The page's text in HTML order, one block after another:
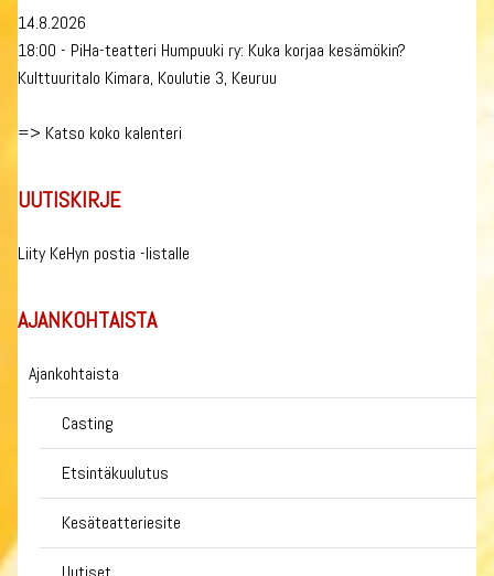
14.8.2026
18:00 - PiHa-teatteri Humpuuki ry: Kuka korjaa kesämökin?
Kulttuuritalo Kimara, Koulutie 3, Keuruu
=> Katso koko kalenteri
UUTISKIRJE
Liity KeHyn postia -listalle
AJANKOHTAISTA
Ajankohtaista
Casting
Etsintäkuulutus
Kesäteatteriesite